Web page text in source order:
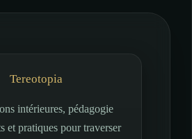
Tereotopia
intérieures, pédagogie
et pratiques pour traverser